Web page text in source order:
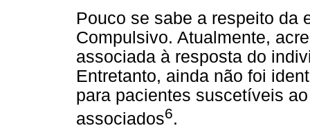
Pouco se sabe a respeito da
Compulsivo. Atualmente,
associada à resposta do
Entretanto, ainda não foi
para pacientes suscetíveis
associados6.